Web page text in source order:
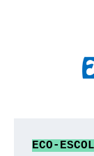
ECO-